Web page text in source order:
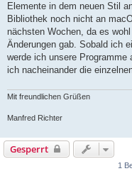
Elemente in dem neuen Stil
Bibliothek noch nicht an
nächsten Wochen, da es
Änderungen gab. Sobald ich
werde ich unsere Programme
ich nacheinander die
Mit freundlichen Grüßen
Manfred Richter
Gesperrt
1